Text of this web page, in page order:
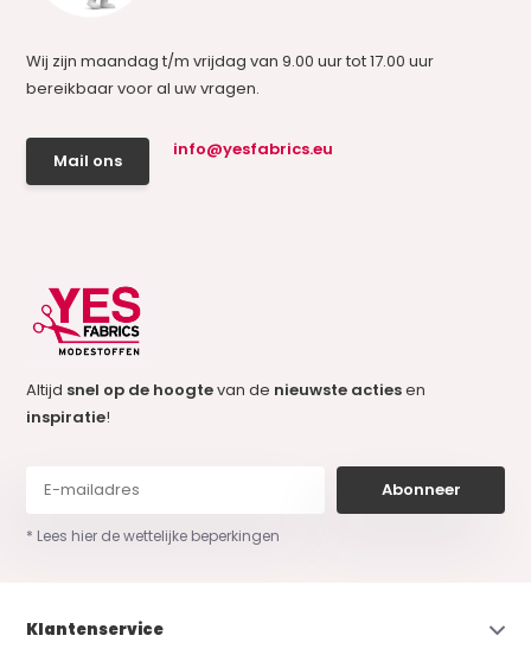
Wij zijn maandag t/m vrijdag van 9.00 uur tot 17.00 uur
bereikbaar voor al uw vragen.
Mail ons
info@yesfabrics.eu
Altijd snel op de hoogtevan de nieuwste actiesen
inspiratie!
Abonneer
* Lees hier de wettelijke beperkingen
Klantenservice